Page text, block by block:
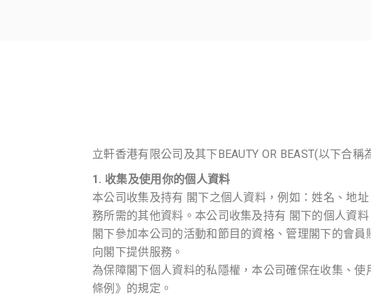
立軒香港有限公司及其下BEAUTY OR BEAST(以下合
1. 收集及使用你的個人資料
本公司收集及持有 閣下之個人資料，例如：姓名、地
務所需的其他資料。本公司收集及持有 閣下的個人資
閣下參加本公司的活動和節目的資格、管理閣下的會
向閣下提供服務。
為保障閣下個人資料的私隱權，本公司確保在收集、
條例》的規定。